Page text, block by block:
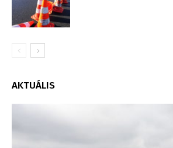
AKTUÁLIS